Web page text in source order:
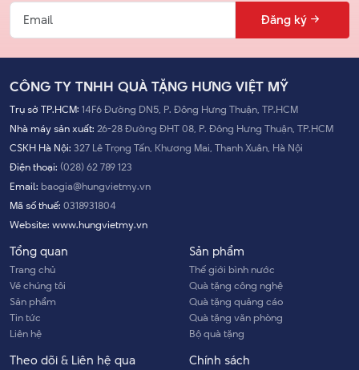
Đăng ký
CÔNG TY TNHH QUÀ TẶNG HƯNG VIỆT MỸ
Trụ sở TP.HCM: 14F6 Đường DN5, P. Đông Hưng Thuận, TP.HCM
Nhà máy sản xuất: 26-28 Đường ĐHT 08, P. Đông Hưng Thuận, TP.HCM
CSKH Hà Nội: 327 Lê Trọng Tấn, Khương Mai, Thanh Xuân, Hà Nội
Điện thoại: (028) 62 789 123
Email: baogia@hungvietmy.vn
Mã số thuế: 0318931804
Website: www.hungvietmy.vn
Tổng quan
Trang chủ
Về chúng tôi
Sản phẩm
Tin tức
Liên hệ
Sản phẩm
Thế giới bình nước
Quà tặng công nghệ
Quà tặng quảng cáo
Quà tặng văn phòng
Bộ quà tặng
Chính sách
Theo dõi & Liên hệ qua